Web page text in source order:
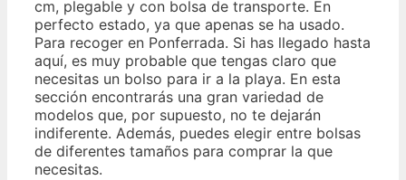
cm, plegable y con bolsa de transporte. En
perfecto estado, ya que apenas se ha usado.
Para recoger en Ponferrada. Si has llegado hasta
aquí, es muy probable que tengas claro que
necesitas un bolso para ir a la playa. En esta
sección encontrarás una gran variedad de
modelos que, por supuesto, no te dejarán
indiferente. Además, puedes elegir entre bolsas
de diferentes tamaños para comprar la que
necesitas.